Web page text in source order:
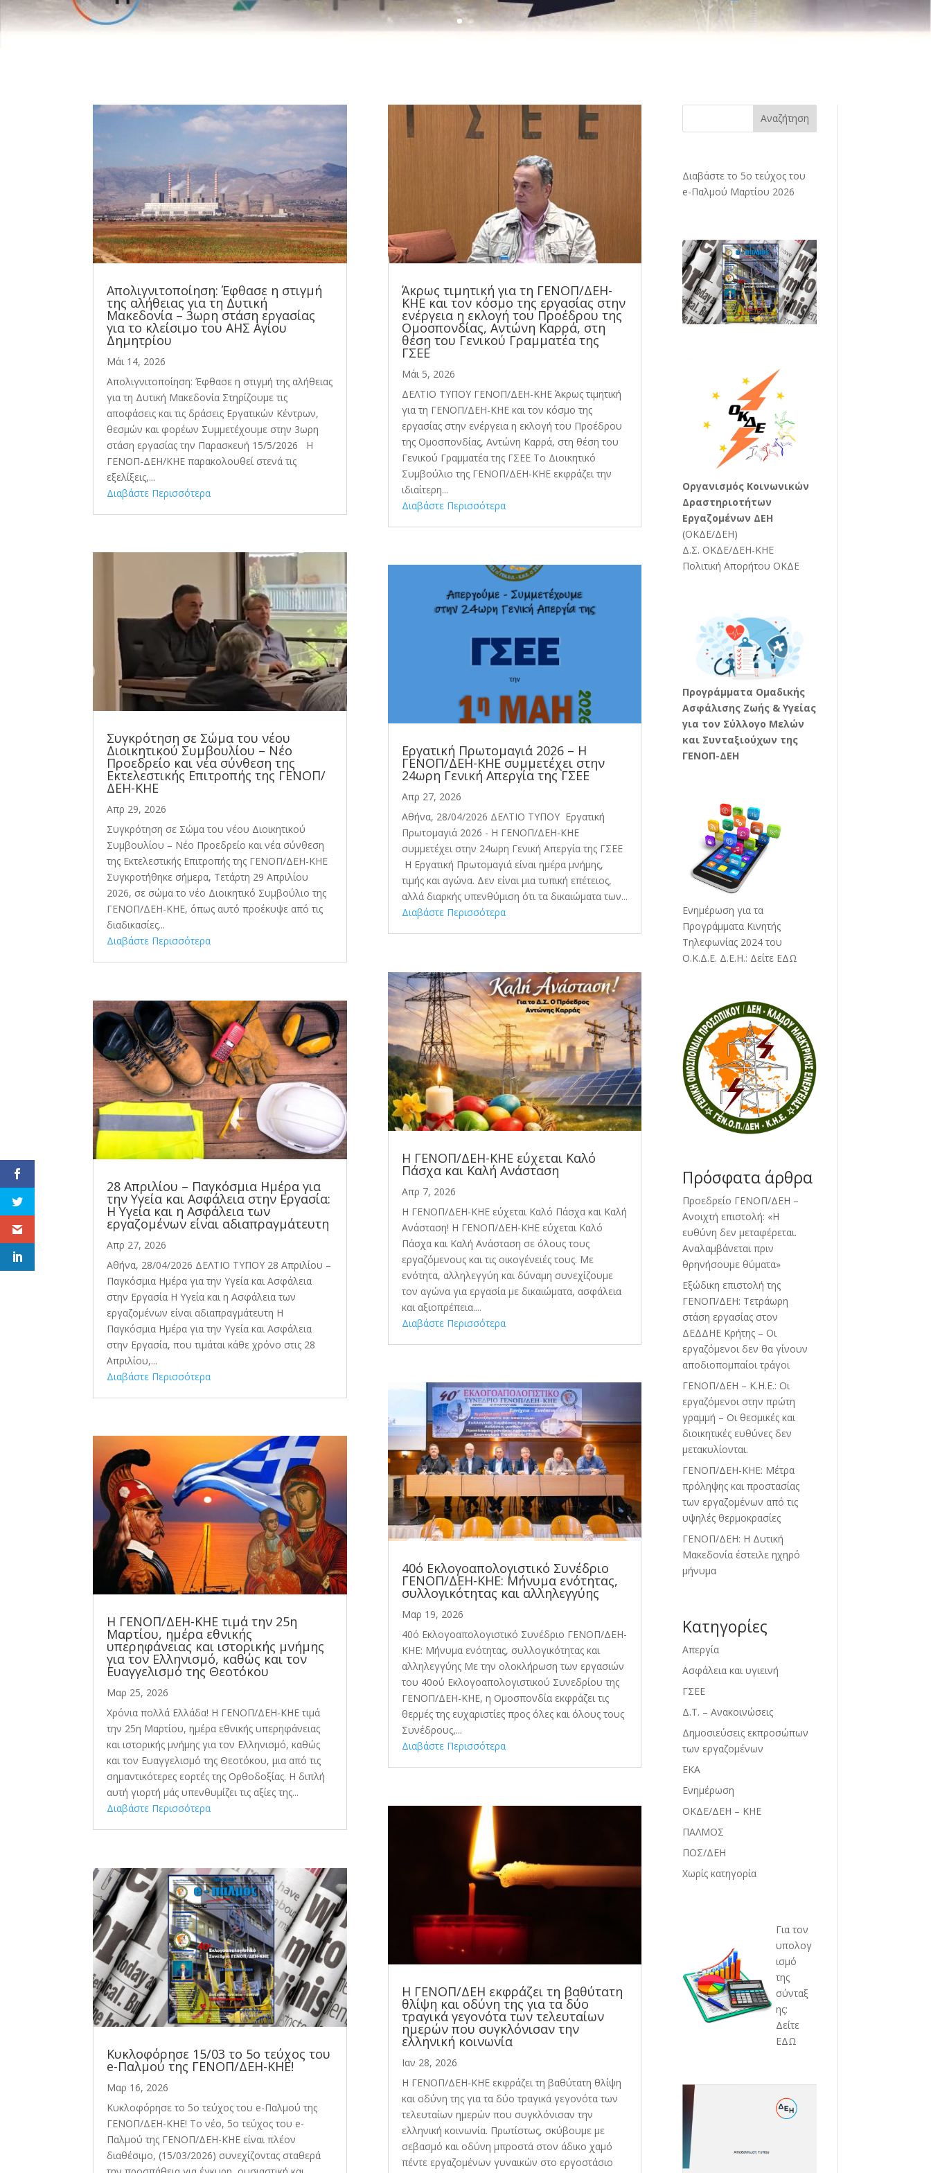
Απολιγνιτοποίηση: Έφθασε η στιγμή
της αλήθειας για τη Δυτική
Μακεδονία – 3ωρη στάση εργασίας
για το κλείσιμο του AHΣ Αγίου
Δημητρίου
Μάι 14, 2026
Απολιγνιτοποίηση: Έφθασε η στιγμή της αλήθειας
για τη Δυτική Μακεδονία Στηρίζουμε τις
αποφάσεις και τις δράσεις Εργατικών Κέντρων,
θεσμών και φορέων Συμμετέχουμε στην 3ωρη
στάση εργασίας την Παρασκευή 15/5/2026 Η
ΓΕΝΟΠ-ΔΕΗ/ΚΗΕ παρακολουθεί στενά τις
εξελίξεις,...
Διαβάστε Περισσότερα
Συγκρότηση σε Σώμα του νέου
Διοικητικού Συμβουλίου – Νέο
Προεδρείο και νέα σύνθεση της
Εκτελεστικής Επιτροπής της ΓΕΝΟΠ/
ΔΕΗ-ΚΗΕ
Απρ 29, 2026
Συγκρότηση σε Σώμα του νέου Διοικητικού
Συμβουλίου – Νέο Προεδρείο και νέα σύνθεση
της Εκτελεστικής Επιτροπής της ΓΕΝΟΠ/ΔΕΗ-ΚΗΕ
Συγκροτήθηκε σήμερα, Τετάρτη 29 Απριλίου
2026, σε σώμα το νέο Διοικητικό Συμβούλιο της
ΓΕΝΟΠ/ΔΕΗ-ΚΗΕ, όπως αυτό προέκυψε από τις
διαδικασίες...
Διαβάστε Περισσότερα
28 Απριλίου – Παγκόσμια Ημέρα για
την Υγεία και Ασφάλεια στην Εργασία:
Η Υγεία και η Ασφάλεια των
εργαζομένων είναι αδιαπραγμάτευτη
Απρ 27, 2026
Αθήνα, 28/04/2026 ΔΕΛΤΙΟ ΤΥΠΟΥ 28 Απριλίου –
Παγκόσμια Ημέρα για την Υγεία και Ασφάλεια
στην Εργασία Η Υγεία και η Ασφάλεια των
εργαζομένων είναι αδιαπραγμάτευτη Η
Παγκόσμια Ημέρα για την Υγεία και Ασφάλεια
στην Εργασία, που τιμάται κάθε χρόνο στις 28
Απριλίου,...
Διαβάστε Περισσότερα
Η ΓΕΝΟΠ/ΔΕΗ-ΚΗΕ τιμά την 25η
Μαρτίου, ημέρα εθνικής
υπερηφάνειας και ιστορικής μνήμης
για τον Ελληνισμό, καθώς και τον
Ευαγγελισμό της Θεοτόκου
Μαρ 25, 2026
Χρόνια πολλά Ελλάδα! Η ΓΕΝΟΠ/ΔΕΗ-ΚΗΕ τιμά
την 25η Μαρτίου, ημέρα εθνικής υπερηφάνειας
και ιστορικής μνήμης για τον Ελληνισμό, καθώς
και τον Ευαγγελισμό της Θεοτόκου, μια από τις
σημαντικότερες εορτές της Ορθοδοξίας. Η διπλή
αυτή γιορτή μάς υπενθυμίζει τις αξίες της...
Διαβάστε Περισσότερα
Κυκλοφόρησε 15/03 το 5ο τεύχος του
e-Παλμού της ΓΕΝΟΠ/ΔΕΗ-ΚΗΕ!
Μαρ 16, 2026
Κυκλοφόρησε το 5ο τεύχος του e-Παλμού της
ΓΕΝΟΠ/ΔΕΗ-ΚΗΕ! Το νέο, 5ο τεύχος του e-
Παλμού της ΓΕΝΟΠ/ΔΕΗ-ΚΗΕ είναι πλέον
διαθέσιμο, (15/03/2026) συνεχίζοντας σταθερά
Άκρως τιμητική για τη ΓΕΝΟΠ/ΔΕΗ-
ΚΗΕ και τον κόσμο της εργασίας στην
ενέργεια η εκλογή του Προέδρου της
Ομοσπονδίας, Αντώνη Καρρά, στη
θέση του Γενικού Γραμματέα της
ΓΣΕΕ
Μάι 5, 2026
ΔΕΛΤΙΟ ΤΥΠΟΥ ΓΕΝΟΠ/ΔΕΗ-ΚΗΕ Άκρως τιμητική
για τη ΓΕΝΟΠ/ΔΕΗ-ΚΗΕ και τον κόσμο της
εργασίας στην ενέργεια η εκλογή του Προέδρου
της Ομοσπονδίας, Αντώνη Καρρά, στη θέση του
Γενικού Γραμματέα της ΓΣΕΕ Το Διοικητικό
Συμβούλιο της ΓΕΝΟΠ/ΔΕΗ-ΚΗΕ εκφράζει την
ιδιαίτερη...
Διαβάστε Περισσότερα
Εργατική Πρωτομαγιά 2026 – Η
ΓΕΝΟΠ/ΔΕΗ-ΚΗΕ συμμετέχει στην
24ωρη Γενική Απεργία της ΓΣΕΕ
Απρ 27, 2026
Αθήνα, 28/04/2026 ΔΕΛΤΙΟ ΤΥΠΟΥ Εργατική
Πρωτομαγιά 2026 - Η ΓΕΝΟΠ/ΔΕΗ-ΚΗΕ
συμμετέχει στην 24ωρη Γενική Απεργία της ΓΣΕΕ
Η Εργατική Πρωτομαγιά είναι ημέρα μνήμης,
τιμής και αγώνα. Δεν είναι μια τυπική επέτειος,
αλλά διαρκής υπενθύμιση ότι τα δικαιώματα των...
Διαβάστε Περισσότερα
Η ΓΕΝΟΠ/ΔΕΗ-ΚΗΕ εύχεται Καλό
Πάσχα και Καλή Ανάσταση
Απρ 7, 2026
Η ΓΕΝΟΠ/ΔΕΗ-ΚΗΕ εύχεται Καλό Πάσχα και Καλή
Ανάσταση! Η ΓΕΝΟΠ/ΔΕΗ-ΚΗΕ εύχεται Καλό
Πάσχα και Καλή Ανάσταση σε όλους τους
εργαζόμενους και τις οικογένειές τους. Με
ενότητα, αλληλεγγύη και δύναμη συνεχίζουμε
τον αγώνα για εργασία με δικαιώματα, ασφάλεια
και αξιοπρέπεια....
Διαβάστε Περισσότερα
40ό Εκλογοαπολογιστικό Συνέδριο
ΓΕΝΟΠ/ΔΕΗ-ΚΗΕ: Μήνυμα ενότητας,
συλλογικότητας και αλληλεγγύης
Μαρ 19, 2026
40ό Εκλογοαπολογιστικό Συνέδριο ΓΕΝΟΠ/ΔΕΗ-
ΚΗΕ: Μήνυμα ενότητας, συλλογικότητας και
αλληλεγγύης Με την ολοκλήρωση των εργασιών
του 40ού Εκλογοαπολογιστικού Συνεδρίου της
ΓΕΝΟΠ/ΔΕΗ-ΚΗΕ, η Ομοσπονδία εκφράζει τις
θερμές της ευχαριστίες προς όλες και όλους τους
Συνέδρους,...
Διαβάστε Περισσότερα
Η ΓΕΝΟΠ/ΔΕΗ εκφράζει τη βαθύτατη
θλίψη και οδύνη της για τα δύο
τραγικά γεγονότα των τελευταίων
ημερών που συγκλόνισαν την
ελληνική κοινωνία
Ιαν 28, 2026
Η ΓΕΝΟΠ/ΔΕΗ-ΚΗΕ εκφράζει τη βαθύτατη θλίψη
και οδύνη της για τα δύο τραγικά γεγονότα των
τελευταίων ημερών που συγκλόνισαν την
ελληνική κοινωνία. Πρωτίστως, σκύβουμε με
σεβασμό και οδύνη μπροστά στον άδικο χαμό
πέντε εργαζομένων γυναικών στο εργοστάσιο
Αναζήτηση
Διαβάστε το 5ο τεύχος του
e-Παλμού Μαρτίου 2026
Oργανισμός Κοινωνικών
Δραστηριοτήτων
Εργαζομένων ΔΕΗ
(ΟΚΔΕ/ΔΕΗ)
Δ.Σ. ΟΚΔΕ/ΔΕΗ-ΚΗΕ
Πολιτική Απορήτου ΟΚΔΕ
Προγράμματα Ομαδικής
Ασφάλισης Ζωής & Υγείας
για τον Σύλλογο Μελών
και Συνταξιούχων της
ΓΕΝΟΠ-ΔΕΗ
Ενημέρωση για τα
Προγράμματα Κινητής
Τηλεφωνίας 2024 του
Ο.Κ.Δ.Ε. Δ.Ε.Η.: Δείτε ΕΔΩ
Πρόσφατα άρθρα
Προεδρείο ΓΕΝΟΠ/ΔΕΗ –
Ανοιχτή επιστολή: «Η
ευθύνη δεν μεταφέρεται.
Αναλαμβάνεται πριν
θρηνήσουμε θύματα»
Εξώδικη επιστολή της
ΓΕΝΟΠ/ΔΕΗ: Τετράωρη
στάση εργασίας στον
ΔΕΔΔΗΕ Κρήτης – Οι
εργαζόμενοι δεν θα γίνουν
αποδιοπομπαίοι τράγοι
ΓΕΝΟΠ/ΔΕΗ – Κ.Η.Ε.: Οι
εργαζόμενοι στην πρώτη
γραμμή – Οι θεσμικές και
διοικητικές ευθύνες δεν
μετακυλίονται.
ΓΕΝΟΠ/ΔΕΗ-ΚΗΕ: Μέτρα
πρόληψης και προστασίας
των εργαζομένων από τις
υψηλές θερμοκρασίες
ΓΕΝΟΠ/ΔΕΗ: Η Δυτική
Μακεδονία έστειλε ηχηρό
μήνυμα
Kατηγορίες
Απεργία
Ασφάλεια και υγιεινή
ΓΣΕΕ
Δ.Τ. – Ανακοινώσεις
Δημοσιεύσεις εκπροσώπων
των εργαζομένων
ΕΚΑ
Ενημέρωση
ΟΚΔΕ/ΔΕΗ – ΚΗΕ
ΠΑΛΜΟΣ
ΠΟΣ/ΔΕΗ
Χωρίς κατηγορία
Για τον
υπολογ
ισμό
της
σύνταξ
ης:
Δείτε
ΕΔΩ